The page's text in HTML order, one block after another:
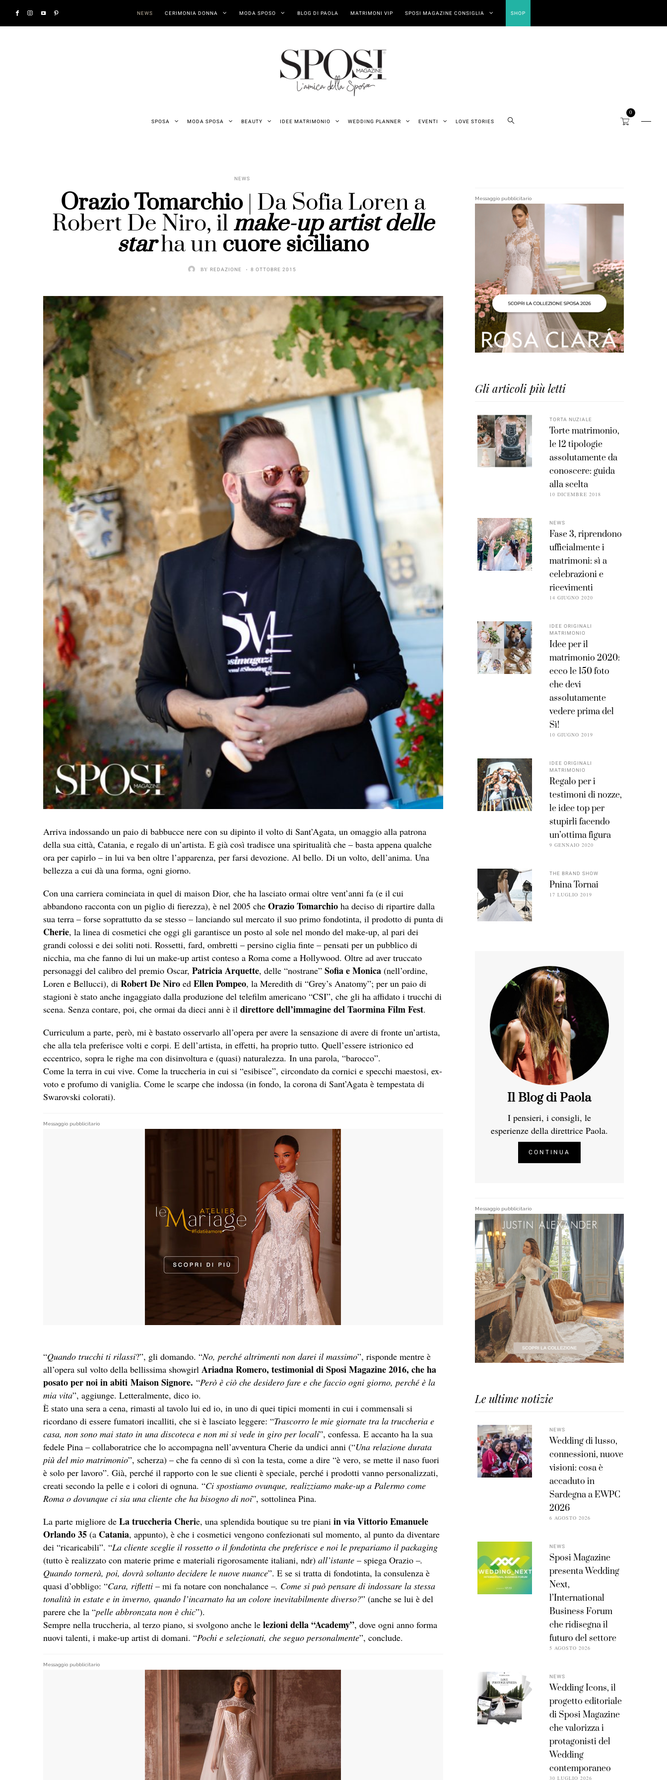
NEWS CERIMONIA DONNA MODA SPOSO BLOG DI PAOLA MATRIMONI VIP SPOSI MAGAZINE CONSIGLIA SHOP
SPOSA MODA SPOSA BEAUTY IDEE MATRIMONIO WEDDING PLANNER EVENTI LOVE STORIES
0
NEWS
Orazio Tomarchio| Da Sofia Loren a
Robert De Niro, ilmake-up artist delle
starha un cuore siciliano
BY REDAZIONE 8 OTTOBRE 2015
Arriva indossando un paio di babbucce nere con su dipinto il volto di Sant’Agata, un omaggio alla patrona
della sua città, Catania, e regalo di un’artista. E già così tradisce una spiritualità che – basta appena qualche
ora per capirlo – in lui va ben oltre l’apparenza, per farsi devozione. Al bello. Di un volto, dell’anima. Una
bellezza a cui dà una forma, ogni giorno.
Con una carriera cominciata in quel di maison Dior, che ha lasciato ormai oltre vent’anni fa (e il cui
abbandono racconta con un piglio di fierezza), è nel 2005 che Orazio Tomarchio ha deciso di ripartire dalla
sua terra – forse soprattutto da se stesso – lanciando sul mercato il suo primo fondotinta, il prodotto di punta di
Cherie, la linea di cosmetici che oggi gli garantisce un posto al sole nel mondo del make-up, al pari dei
grandi colossi e dei soliti noti. Rossetti, fard, ombretti – persino ciglia finte – pensati per un pubblico di
nicchia, ma che fanno di lui un make-up artist conteso a Roma come a Hollywood. Oltre ad aver truccato
personaggi del calibro del premio Oscar, Patricia Arquette, delle “nostrane” Sofia e Monica (nell’ordine,
Loren e Bellucci), di Robert De Niro ed Ellen Pompeo, la Meredith di “Grey’s Anatomy”; per un paio di
stagioni è stato anche ingaggiato dalla produzione del telefilm americano “CSI”, che gli ha affidato i trucchi di
scena. Senza contare, poi, che ormai da dieci anni è il direttore dell’immagine del Taormina Film Fest.
Curriculum a parte, però, mi è bastato osservarlo all’opera per avere la sensazione di avere di fronte un’artista,
che alla tela preferisce volti e corpi. E dell’artista, in effetti, ha proprio tutto. Quell’essere istrionico ed
eccentrico, sopra le righe ma con disinvoltura e (quasi) naturalezza. In una parola, “barocco”.
Come la terra in cui vive. Come la truccheria in cui si “esibisce”, circondato da cornici e specchi maestosi, ex-
voto e profumo di vaniglia. Come le scarpe che indossa (in fondo, la corona di Sant’Agata è tempestata di
Swarovski colorati).
Messaggio pubblicitario
“Quando trucchi ti rilassi?”, gli domando. “No, perché altrimenti non darei il massimo”, risponde mentre è
all’opera sul volto della bellissima showgirl Ariadna Romero, testimonial di Sposi Magazine 2016, che ha
posato per noi in abiti Maison Signore. “Però è ciò che desidero fare e che faccio ogni giorno, perché è la
mia vita”, aggiunge. Letteralmente, dico io.
È stato una sera a cena, rimasti al tavolo lui ed io, in uno di quei tipici momenti in cui i commensali si
ricordano di essere fumatori incalliti, che si è lasciato leggere: “Trascorro le mie giornate tra la truccheria e
casa, non sono mai stato in una discoteca e non mi si vede in giro per locali”, confessa. E accanto ha la sua
fedele Pina – collaboratrice che lo accompagna nell’avventura Cherie da undici anni (“Una relazione durata
più del mio matrimonio”, scherza) – che fa cenno di sì con la testa, come a dire “è vero, se mette il naso fuori
è solo per lavoro”. Già, perché il rapporto con le sue clienti è speciale, perché i prodotti vanno personalizzati,
creati secondo la pelle e i colori di ognuna. “Ci spostiamo ovunque, realizziamo make-up a Palermo come
Roma o dovunque ci sia una cliente che ha bisogno di noi”, sottolinea Pina.
La parte migliore de La truccheria Cherie, una splendida boutique su tre piani in via Vittorio Emanuele
Orlando 35 (a Catania, appunto), è che i cosmetici vengono confezionati sul momento, al punto da diventare
dei “ricaricabili”. “La cliente sceglie il rossetto o il fondotinta che preferisce e noi le prepariamo il packaging
(tutto è realizzato con materie prime e materiali rigorosamente italiani, ndr) all’istante – spiega Orazio –.
Quando tornerà, poi, dovrà soltanto decidere le nuove nuance”. E se si tratta di fondotinta, la consulenza è
quasi d’obbligo: “Cara, rifletti – mi fa notare con nonchalance –. Come si può pensare di indossare la stessa
tonalità in estate e in inverno, quando l’incarnato ha un colore inevitabilmente diverso?” (anche se lui è del
parere che la “pelle abbronzata non è chic”).
Sempre nella truccheria, al terzo piano, si svolgono anche le lezioni della “Academy”, dove ogni anno forma
nuovi talenti, i make-up artist di domani. “Pochi e selezionati, che seguo personalmente”, conclude.
Messaggio pubblicitario
Messaggio pubblicitario
Gli articoli più letti
TORTA NUZIALE
Torte matrimonio,
le 12 tipologie
assolutamente da
conoscere: guida
alla scelta
10 DICEMBRE 2018
NEWS
Fase 3, riprendono
ufficialmente i
matrimoni: sì a
celebrazioni e
ricevimenti
14 GIUGNO 2020
IDEE ORIGINALI
MATRIMONIO
Idee per il
matrimonio 2020:
ecco le 150 foto
che devi
assolutamente
vedere prima del
Sì!
10 GIUGNO 2019
IDEE ORIGINALI
MATRIMONIO
Regalo per i
testimoni di nozze,
le idee top per
stupirli facendo
un’ottima figura
9 GENNAIO 2020
THE BRAND SHOW
Pnina Tornai
17 LUGLIO 2019
Il Blog di Paola
I pensieri, i consigli, le
esperienze della direttrice Paola.
CONTINUA
Messaggio pubblicitario
Le ultime notizie
NEWS
Wedding di lusso,
connessioni, nuove
visioni: cosa è
accaduto in
Sardegna a EWPC
2026
6 AGOSTO 2026
NEWS
Sposi Magazine
presenta Wedding
Next,
l’International
Business Forum
che ridisegna il
futuro del settore
5 AGOSTO 2026
NEWS
Wedding Icons, il
progetto editoriale
di Sposi Magazine
che valorizza i
protagonisti del
Wedding
contemporaneo
30 LUGLIO 2026